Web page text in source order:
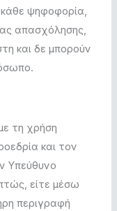
ψηφοφορία,
απασχόλησης,
και δε μπορούν
τη χρήση
και τον
Υπεύθυνο
είτε μέσω
περιγραφή